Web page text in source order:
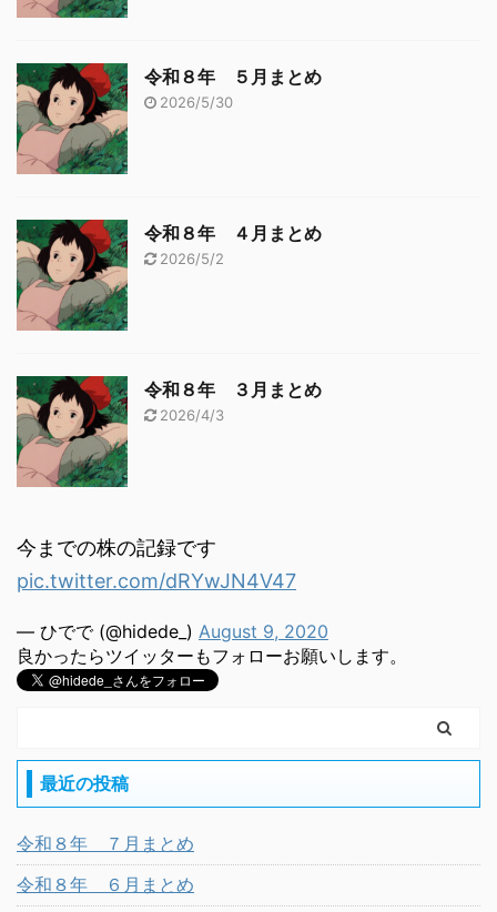
令和８年 ５月まとめ
2026/5/30
令和８年 ４月まとめ
2026/5/2
令和８年 ３月まとめ
2026/4/3
今までの株の記録です
pic.twitter.com/dRYwJN4V47
— ひでで (@hidede_) August 9, 2020
良かったらツイッターもフォローお願いします。
最近の投稿
令和８年 ７月まとめ
令和８年 ６月まとめ